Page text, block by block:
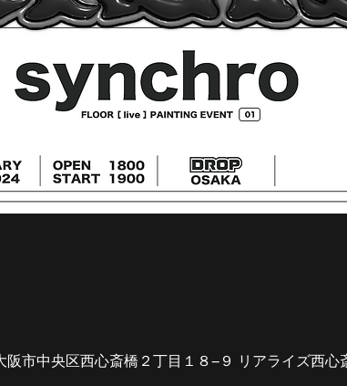
市中央区西心斎橋２丁目１８−９ リアライズ西心